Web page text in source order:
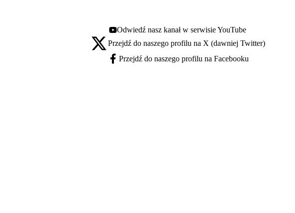
Youtube - otwiera się w nowej karcie
Odwiedź nasz kanał w serwisie YouTube
X - otwiera się w nowej karcie
Przejdź do naszego profilu na X (dawniej Twitter)
Facebook - otwiera się w nowej karcie
Przejdź do naszego profilu na Facebooku